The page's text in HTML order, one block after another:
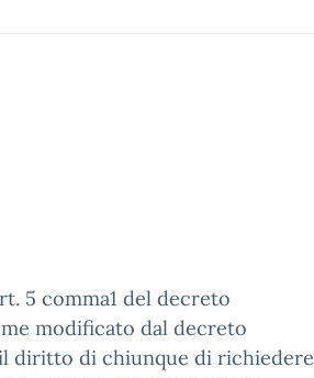
5 comma1 del decreto
modificato dal decreto
il diritto di chiunque di richiedere